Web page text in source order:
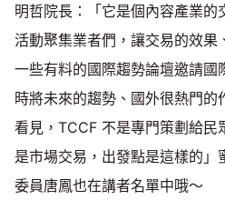
明哲院長：「它是個內容產業
活動聚集業者們，讓交易的效果
一些有料的國際趨勢論壇邀請國
時將未來的趨勢、國外很熱門的
看見，TCCF 不是專門策劃給民
是市場交易，出發點是這樣的
委員唐鳳也在講者名單中哦～